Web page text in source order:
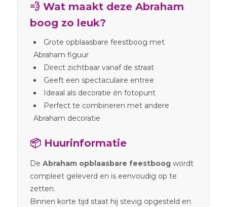
💨 Wat maakt deze Abraham
boog zo leuk?
Grote opblaasbare feestboog met
Abraham figuur
Direct zichtbaar vanaf de straat
Geeft een spectaculaire entree
Ideaal als decoratie én fotopunt
Perfect te combineren met andere
Abraham decoratie
📦 Huurinformatie
De Abraham opblaasbare feestboogwordt
compleet geleverd en is eenvoudig op te
zetten.
Binnen korte tijd staat hij stevig opgesteld en